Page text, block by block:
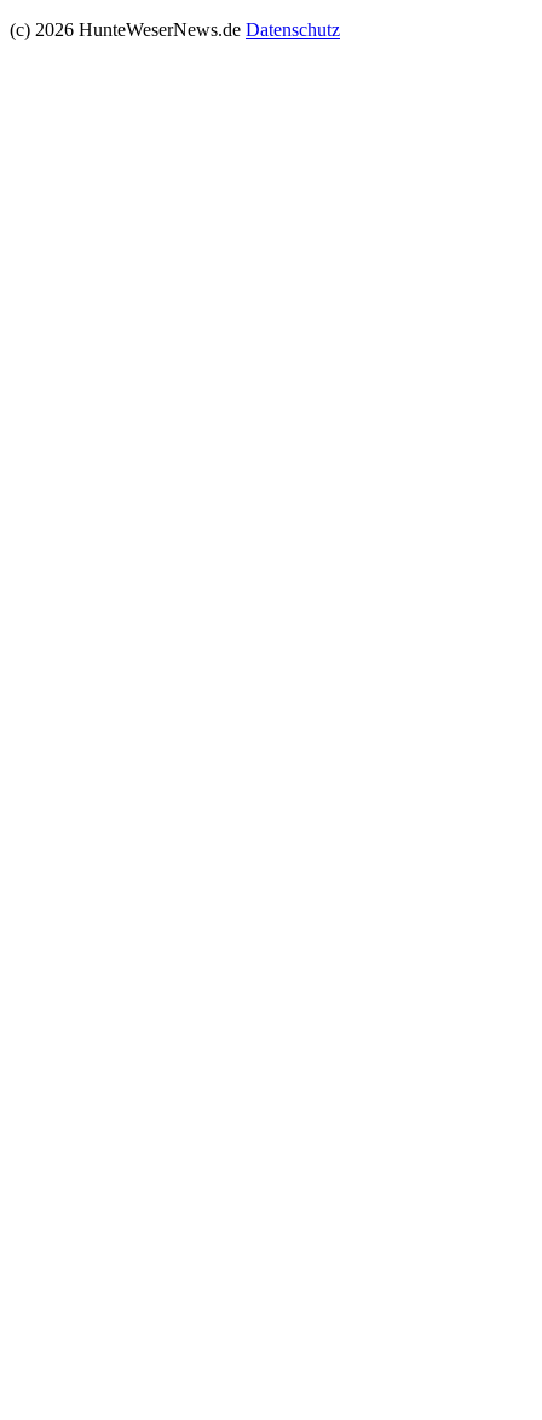
(c) 2026 HunteWeserNews.de Datenschutz